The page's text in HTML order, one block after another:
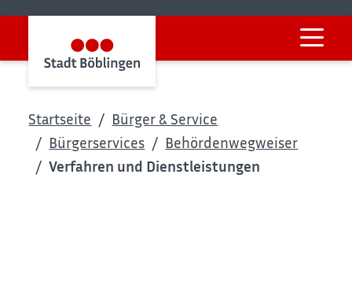
Startseite
Bürger & Service
Bürgerservices
Behördenwegweiser
Verfahren und Dienstleistungen